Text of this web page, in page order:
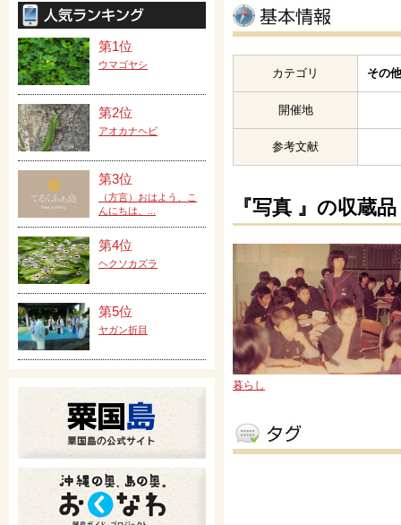
カテゴリ その
開催地
参考文献
『写真 』の収蔵品
暮らし
第1位
ウマゴヤシ
第2位
アオカナヘビ
第3位
（方言）おはよう、こ
んにちは、...
第4位
ヘクソカズラ
第5位
ヤガン折目